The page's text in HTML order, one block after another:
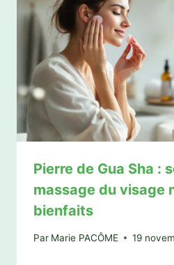
Pierre de Gua Sha :
massage du visage
bienfaits
Par Marie PACÔME 19